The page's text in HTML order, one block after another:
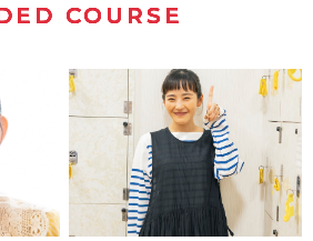
COURSE